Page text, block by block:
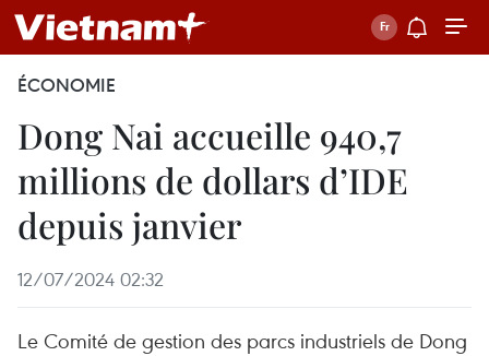
ÉCONOMIE
Dong Nai accueille 940,7
millions de dollars d’IDE
depuis janvier
12/07/2024 02:32
Le Comité de gestion des parcs industriels de Dong